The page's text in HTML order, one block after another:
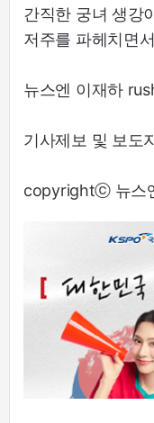
간직한 궁녀 생강
저주를 파헤치면
뉴스엔 이재하
기사제보 및 보도
copyrightⓒ 뉴스